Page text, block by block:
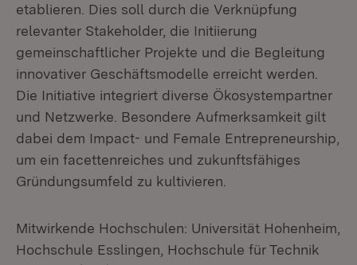
etablieren. Dies soll durch die Verknüpfung
relevanter Stakeholder, die Initiierung
gemeinschaftlicher Projekte und die Begleitung
innovativer Geschäftsmodelle erreicht werden.
Die Initiative integriert diverse Ökosystempartner
und Netzwerke. Besondere Aufmerksamkeit gilt
dabei dem Impact- und Female Entrepreneurship,
um ein facettenreiches und zukunftsfähiges
Gründungsumfeld zu kultivieren.
Mitwirkende Hochschulen: Universität Hohenheim,
Hochschule Esslingen, Hochschule für Technik